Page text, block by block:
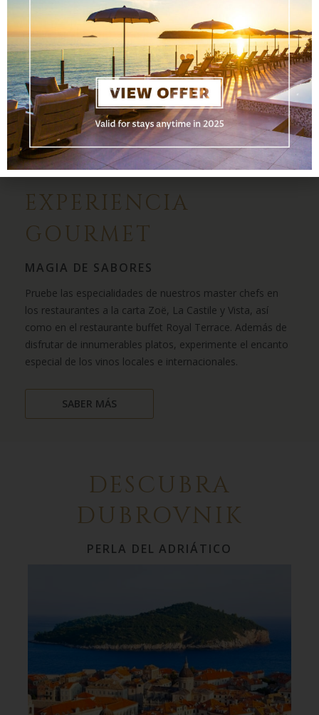
EXPERIENCIA
GOURMET
MAGIA DE SABORES
Pruebe las especialidades de nuestros master chefs en
los restaurantes a la carta Zoë, La Castile y Vista, así
como en el restaurante buffet Royal Terrace. Además de
disfrutar de innumerables platos, experimente el encanto
especial de los vinos locales e internacionales.
SABER MÁS
DESCUBRA
DUBROVNIK
PERLA DEL ADRIÁTICO